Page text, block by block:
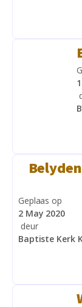
Geplaas op
2 May 2020
deur
Baptiste Kerk